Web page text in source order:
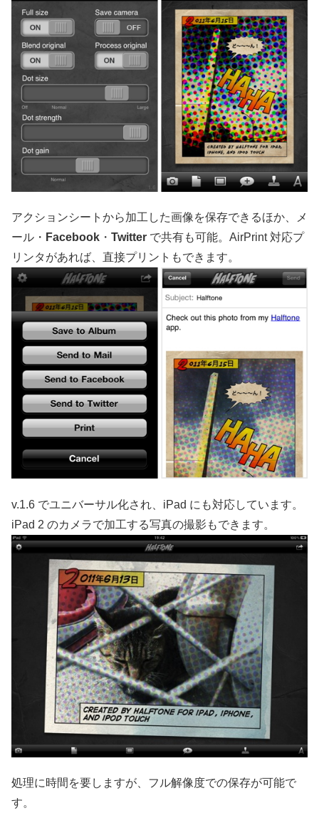
アクションシートから加工した画像を保存できるほか、メ
ール・ Facebook ・ Twitter で共有も可能。AirPrint 対応プ
リンタがあれば、直接プリントもできます。
v.1.6 でユニバーサル化され、iPad にも対応しています。
iPad 2 のカメラで加工する写真の撮影もできます。
処理に時間を要しますが、フル解像度での保存が可能で
す。